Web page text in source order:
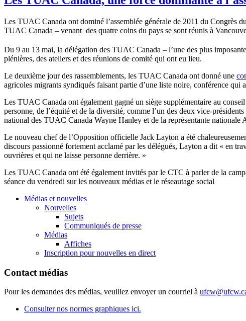
Les TUAC Canada ont dominé l’assemblée générale de 2011 du
TUAC Canada – venant des quatre coins du pays se sont réunis à
Du 9 au 13 mai, la délégation des TUAC Canada – l’une des plus
plénières, des ateliers et des réunions de comité qui ont eu lieu.
Le deuxième jour des rassemblements, les TUAC Canada ont donné une
agricoles migrants syndiqués faisant partie d’une liste noire, conférence
Les TUAC Canada ont également gagné un siège supplémentaire au
personne, de l’équité et de la diversité, comme l’un des deux vice-
national des TUAC Canada Wayne Hanley et de la représentante
Le nouveau chef de l’Opposition officielle Jack Layton a été
discours passionné fortement acclamé par les délégués, Layton a dit « en
ouvrières et qui ne laisse personne derrière. »
Les TUAC Canada ont été également invités par le CTC à parler de la
séance du vendredi sur les nouveaux médias et le réseautage social
Médias et nouvelles
Nouvelles
Sujets
Communiqués de presse
Médias
Affiches
Inscription pour nouvelles en direct
Contact médias
Pour les demandes des médias, veuillez envoyer un courriel à
Consulter nos normes graphiques ici.